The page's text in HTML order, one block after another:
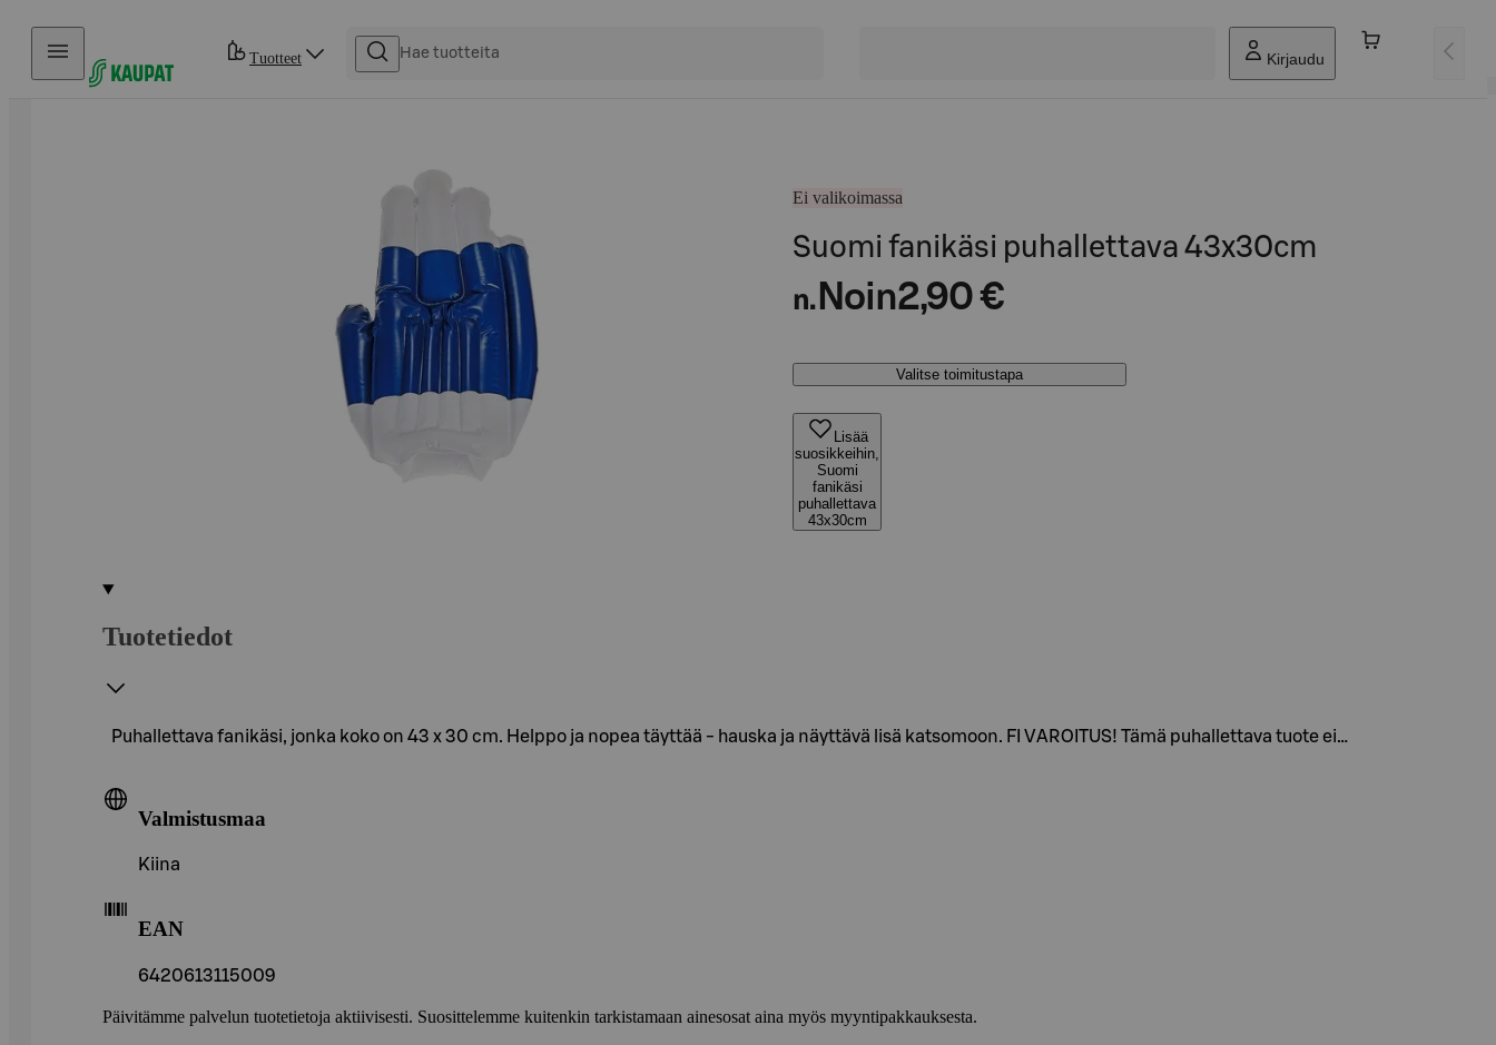
Hyppää sisältöön
Tuotteet Kirjaudu
Ei valikoimassa
Suomi fanikäsi puhallettava 43x30cm
n. Noin2,90 €
Valitse toimitustapa
Lisää
suosikkeihin,
Suomi
fanikäsi
puhallettava
43x30cm
Tuotetiedot
Puhallettava fanikäsi, jonka koko on 43 x 30 cm. Helppo ja nopea täyttää - hauska ja näyttävä lisä katsomoon. FI VAROITUS! Tämä puhallettava tuote ei…
Valmistusmaa
Kiina
EAN
6420613115009
Päivitämme palvelun tuotetietoja aktiivisesti. Suosittelemme kuitenkin tarkistamaan ainesosat aina myös myyntipakkauksesta.